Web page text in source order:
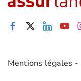
Mentions légales -